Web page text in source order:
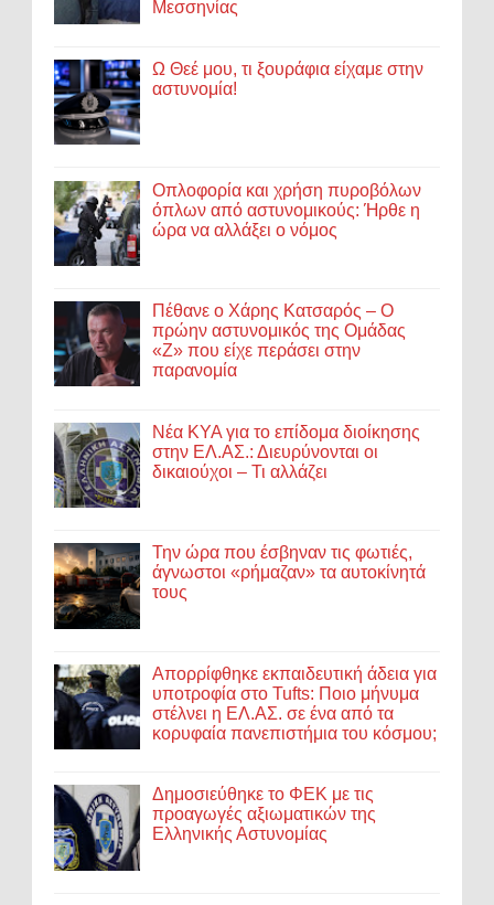
Μεσσηνίας
Ω Θεέ μου, τι ξουράφια είχαμε στην
αστυνομία!
Οπλοφορία και χρήση πυροβόλων
όπλων από αστυνομικούς: Ήρθε η
ώρα να αλλάξει ο νόμος
Πέθανε ο Χάρης Κατσαρός – Ο
πρώην αστυνομικός της Ομάδας
«Ζ» που είχε περάσει στην
παρανομία
Νέα ΚΥΑ για το επίδομα διοίκησης
στην ΕΛ.ΑΣ.: Διευρύνονται οι
δικαιούχοι – Τι αλλάζει
Την ώρα που έσβηναν τις φωτιές,
άγνωστοι «ρήμαζαν» τα αυτοκίνητά
τους
Απορρίφθηκε εκπαιδευτική άδεια για
υποτροφία στο Tufts: Ποιο μήνυμα
στέλνει η ΕΛ.ΑΣ. σε ένα από τα
κορυφαία πανεπιστήμια του κόσμου;
Δημοσιεύθηκε το ΦΕΚ με τις
προαγωγές αξιωματικών της
Ελληνικής Αστυνομίας